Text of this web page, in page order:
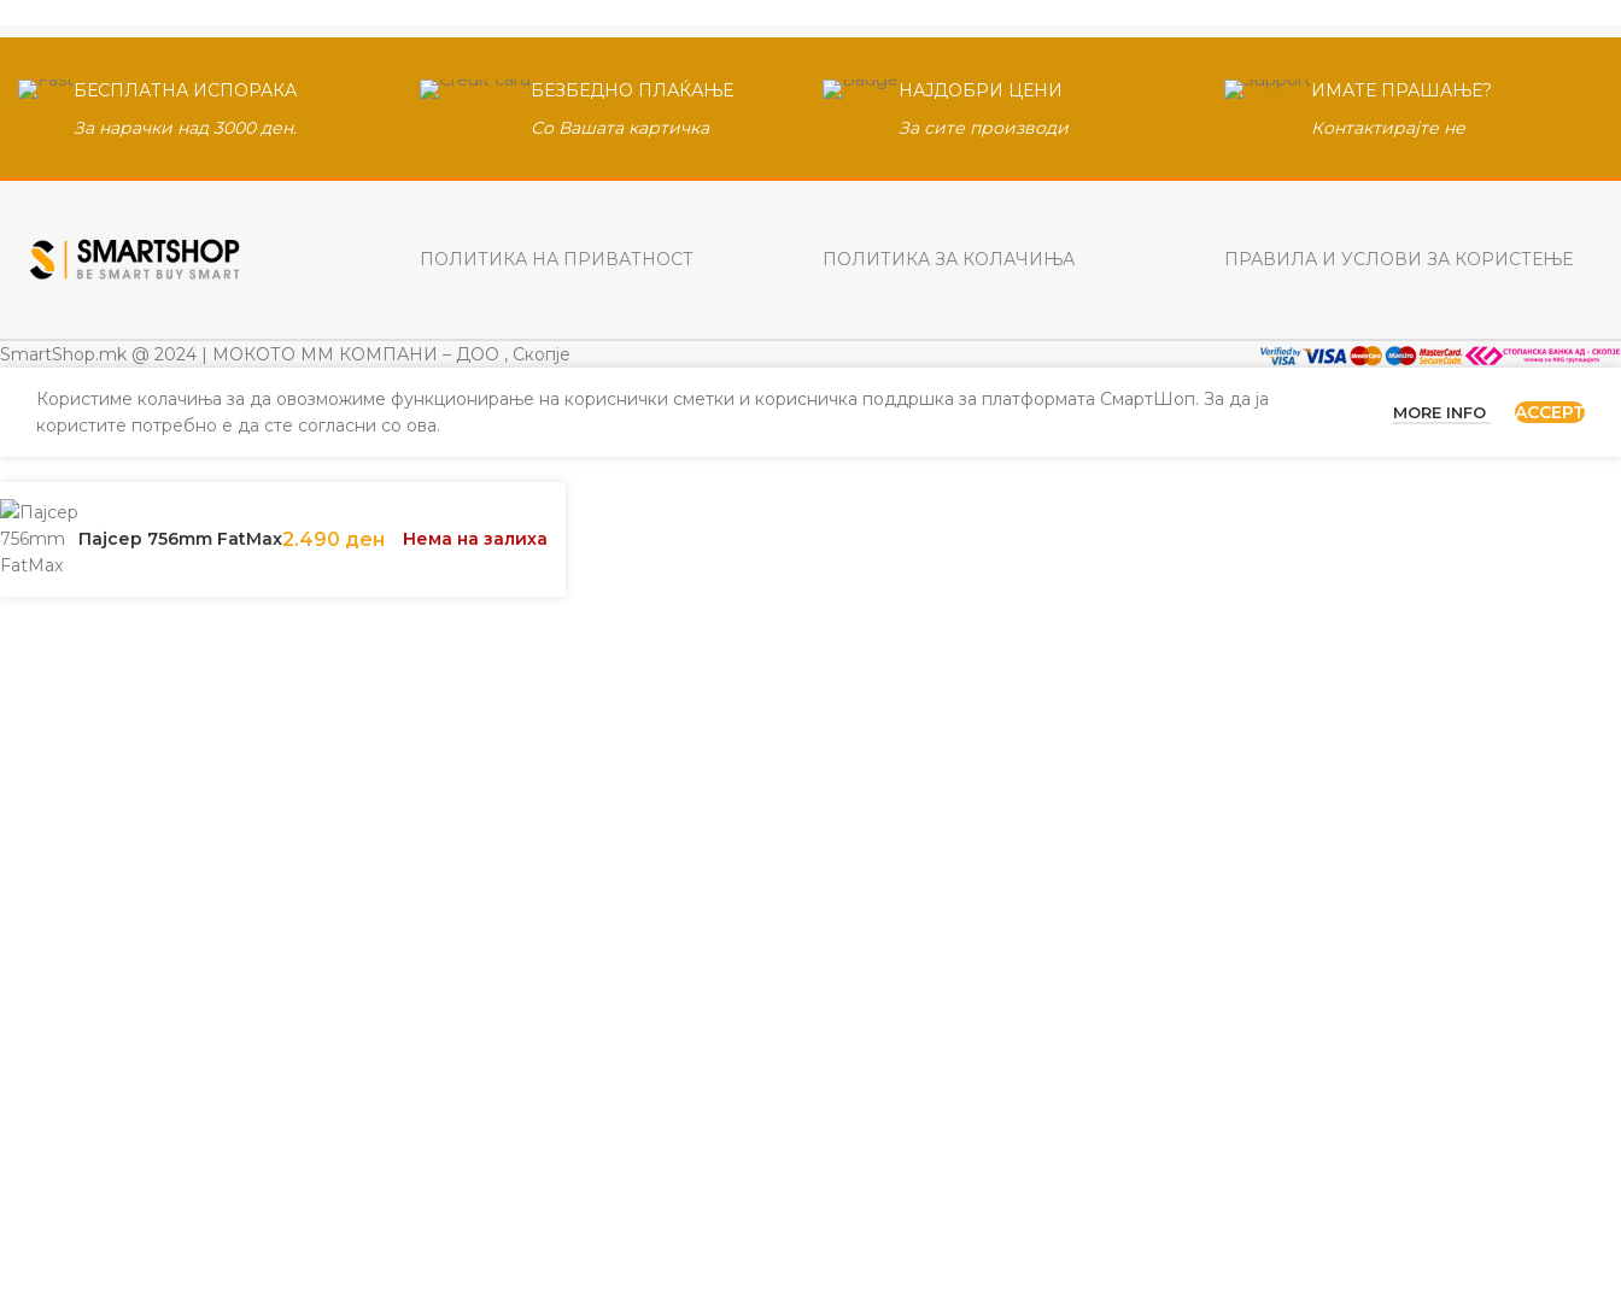
БЕСПЛАТНА ИСПОРАКА
За нарачки над 3000 ден.
БЕЗБЕДНО ПЛАЌАЊЕ
Со Вашата картичка
НАЈДОБРИ ЦЕНИ
За сите производи
ИМАТЕ ПРАШАЊЕ?
Контактирајте не
ПОЛИТИКА НА ПРИВАТНОСТ ПОЛИТИКА ЗА КОЛАЧИЊА ПРАВИЛА И УСЛОВИ ЗА КОРИСТЕЊЕ
SmartShop.mk @ 2024 | МОКОТО ММ КОМПАНИ – ДОО , Скопје
Користиме колачиња за да овозможиме функционирање на кориснички сметки и корисничка поддршка за платформата СмартШоп. За да ја
користите потребно е да сте согласни со ова.
MORE INFO ACCEPT
Пајсер 756mm FatMax2.490 ден Нема на залиха